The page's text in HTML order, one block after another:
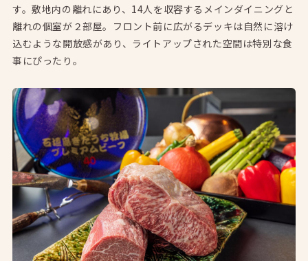
す。敷地内の離れにあり、14人を収容するメインダイニングと
離れの個室が２部屋。フロント前に広がるデッキは自然に溶け
込むような開放感があり、ライトアップされた空間は特別な食
事にぴったり。